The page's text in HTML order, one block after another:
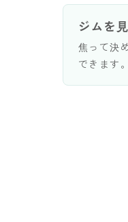
ジムを
焦って決
できます。